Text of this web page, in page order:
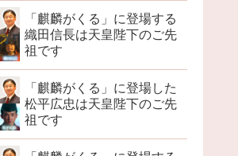
「麒麟がくる」に登場する
織田信長は天皇陛下のご先
祖です
「麒麟がくる」に登場した
松平広忠は天皇陛下のご先
祖です